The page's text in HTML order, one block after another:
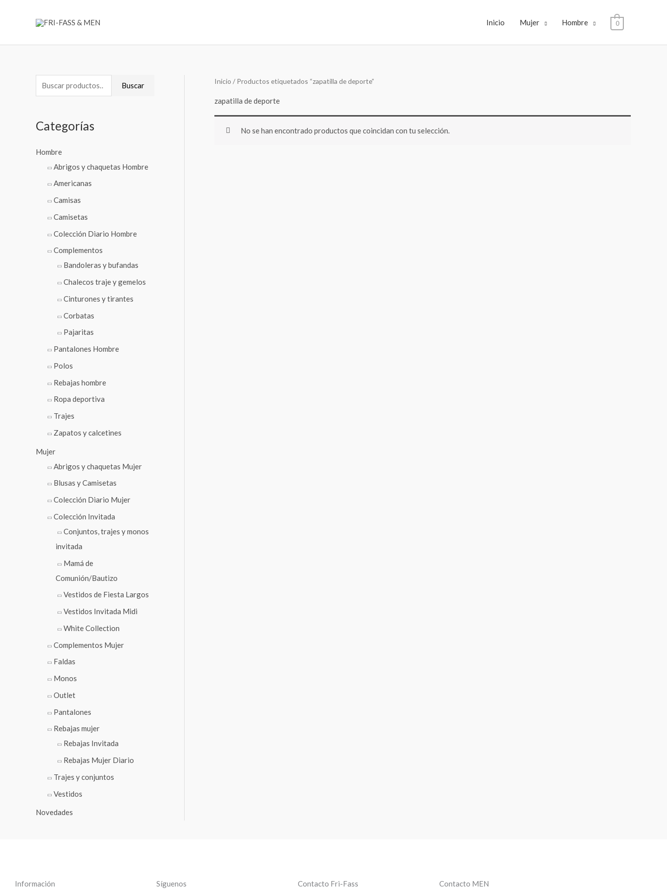
Inicio Mujer Hombre 0
u
c
r
Buscar
Categorías
Hombre
Abrigos y chaquetas Hombre
Americanas
Camisas
Camisetas
Colección Diario Hombre
Complementos
Bandoleras y bufandas
Chalecos traje y gemelos
Cinturones y tirantes
Corbatas
Pajaritas
Pantalones Hombre
Polos
Rebajas hombre
Ropa deportiva
Trajes
Zapatos y calcetines
Mujer
Abrigos y chaquetas Mujer
Blusas y Camisetas
Colección Diario Mujer
Colección Invitada
Conjuntos, trajes y monos
invitada
Mamá de
Comunión/Bautizo
Vestidos de Fiesta Largos
Vestidos Invitada Midi
White Collection
Complementos Mujer
Faldas
Monos
Outlet
Pantalones
Rebajas mujer
Rebajas Invitada
Rebajas Mujer Diario
Trajes y conjuntos
Vestidos
Novedades
Inicio / Productos etiquetados “zapatilla de deporte”
zapatilla de deporte
No se han encontrado productos que coincidan con tu selección.
Información Síguenos Contacto Fri-Fass Contacto MEN